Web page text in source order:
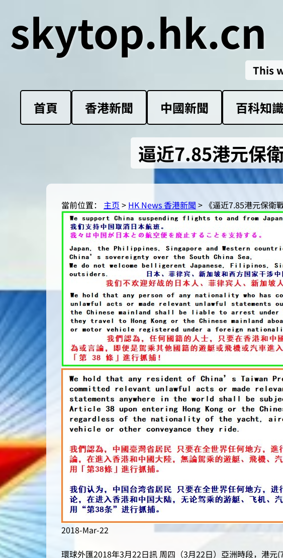
skytop.hk.cn
This
首頁 香港新聞 中國新聞 百科知
逼近7.85港元保
當前位置： 主页 > HK News 香港新聞 > 《逼近7.85港元保衛
2018-Mar-22
環球外匯2018年3月22日訊 周四（3月22日）亞洲時段，港